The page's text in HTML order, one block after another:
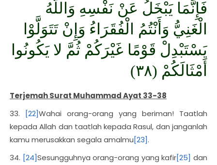
فَإِنَّمَا يَبْخَلُ عَنْ نَفْسِهِ وَاللَّهُ
الْغَنِيُّ وَأَنْتُمُ الْفُقَرَاءُ وَإِنْ تَتَوَلَّوْا
يَسْتَبْدِلْ قَوْمًا غَيْرَكُمْ ثُمَّ لا يَكُونُوا
أَمْثَالَكُمْ (٣٨)
Terjemah Surat Muhammad Ayat 33-38
33.
[22]Wahai orang-orang yang beriman! Taatlah
kepada Allah dan taatlah kepada Rasul, dan janganlah
kamu merusakkan segala amalmu[23].
34. [24]Sesungguhnya orang-orang yang kafir[25] dan